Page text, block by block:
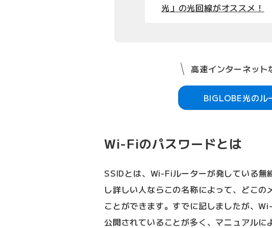
光」の光回線がオススメ！
高速インターネット
BIGLOBE光のル
Wi-Fiのパスワードとは
SSIDとは、Wi-Fiルーターが発している無
し詳しい人ならこの名称によって、どこ
ことができます。すでに記しましたが、
公開されていることが多く、マニュアル